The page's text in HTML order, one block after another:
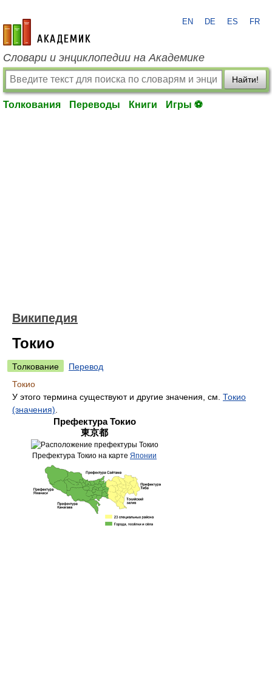
academic.ru
EN DE ES FR
Словари и энциклопедии на Академике
Найти!
Толкования Переводы Книги Игры ⚽
Википедия
Токио
Толкование
Перевод
Токио
У этого термина существуют и другие значения, см. Токио
(значения)
Префектура Токио
東京都
Префектура Токио на карте Японии